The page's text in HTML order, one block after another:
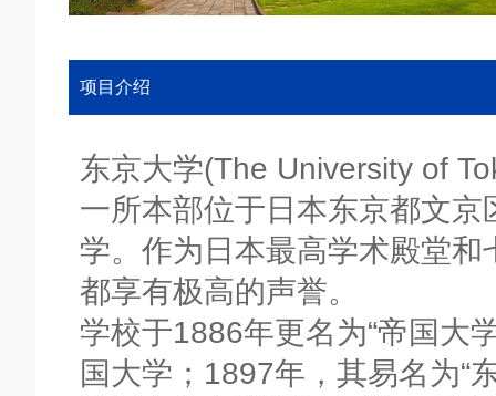
项目介绍
东京大学(The University of
一所本部位于日本东京都文
学。作为日本最高学术殿堂
都享有极高的声誉。
学校于1886年更名为“帝国大
国大学；1897年，其易名为“